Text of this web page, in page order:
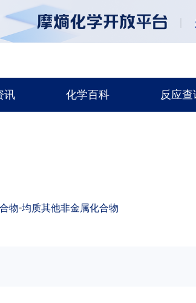
讯 化学百科 反应查
物-均质其他非金属化合物